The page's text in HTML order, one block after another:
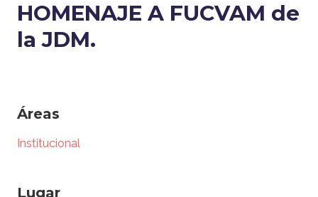
HOMENAJE A FUCVAM de
la JDM.
Áreas
Institucional
Lugar